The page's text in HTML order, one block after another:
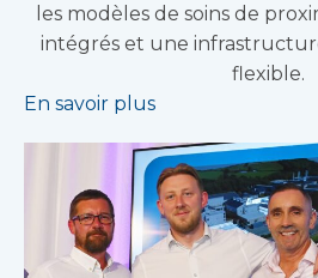
les modèles de soins de
intégrés et une
flexible.
En savoir plus